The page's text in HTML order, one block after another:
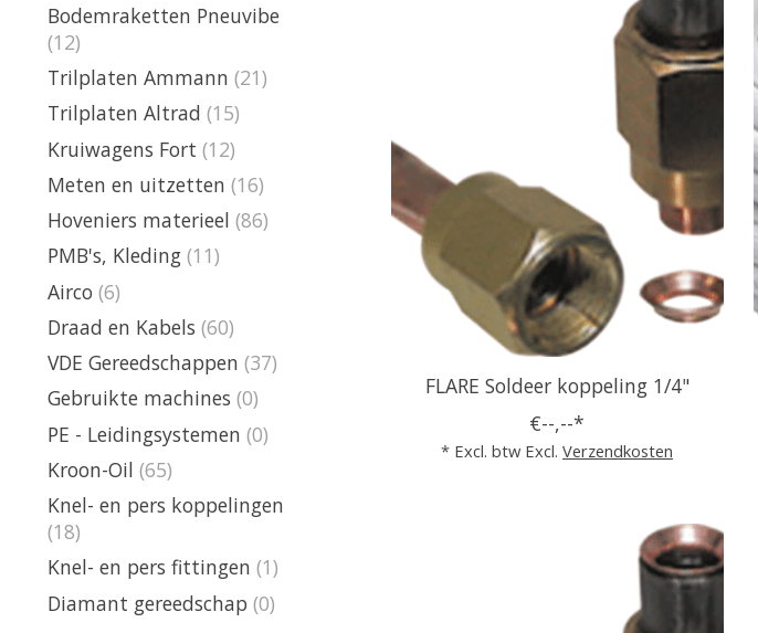
Bodemraketten Pneuvibe
(12)
Trilplaten Ammann (21)
Trilplaten Altrad (15)
Kruiwagens Fort (12)
Meten en uitzetten (16)
Hoveniers materieel (86)
PMB's, Kleding (11)
Airco (6)
Draad en Kabels (60)
VDE Gereedschappen (37)
Gebruikte machines (0)
PE - Leidingsystemen (0)
Kroon-Oil (65)
Knel- en pers koppelingen
(18)
Knel- en pers fittingen (1)
Diamant gereedschap (0)
FLARE Soldeer koppeling 1/4"
€--,--*
* Excl. btw Excl.Verzendkosten